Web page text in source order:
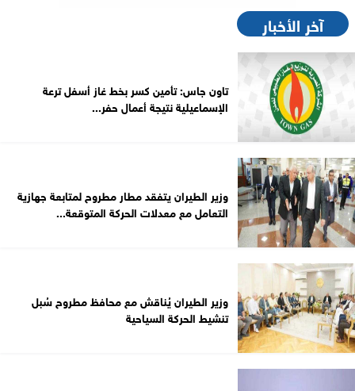
آخر الأخبار
تاون جاس: تأمين كسر بخط غاز أسفل ترعة
الإسماعيلية نتيجة أعمال حفر...
وزير الطيران يتفقد مطار مطروح لمتابعة جهازية
التعامل مع معدلات الحركة المتوقعة...
وزير الطيران يُناقش مع محافظ مطروح سُبل
تنشيط الحركة السياحية